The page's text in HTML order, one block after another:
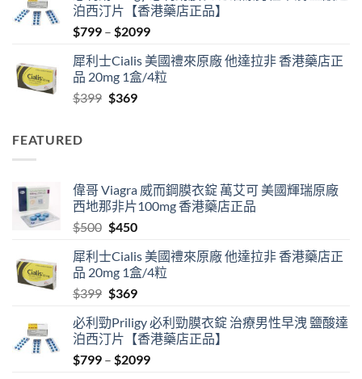
$500.$450.
泊西汀片【香港藥店正品】
$799 – $2099Price
$799
through
犀利士Cialis 美國禮來原廠 他達拉非 香港藥店正
品 20mg 1盒/4粒
$399 Original
$369Current
FEATURED
偉哥 Viagra 威而鋼膜衣錠 萬艾可 美國輝瑞原廠
西地那非片100mg 香港藥店正品
$500 Original
was:
$500.
$450Current
is:
$450.
犀利士Cialis 美國禮來原廠 他達拉非 香港藥店正
品 20mg 1盒/4粒
$399 Original
was:
$399.
$369Current
is:
$369.
必利勁Priligy 必利勁膜衣錠 治療男性早洩 鹽酸達
泊西汀片【香港藥店正品】
$799 – $2099Price